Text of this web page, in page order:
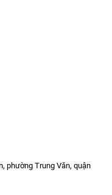
phường Trung Văn, quận